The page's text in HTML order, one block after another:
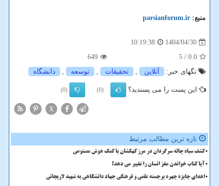
منبع: parsianforum.ir
1404/04/30
10:19:38
0.0
/ 5
649
تگهای خبر:
آنلاین , تحقیقات , توسعه , دانشگاه
این پست را می پسندید؟ (0)
(0)
X
تازه ترین مطالب مرتبط
کشف سیاه چاله سرگردان در مرز کهکشان با کمک هوش مصنوعی
آیا کتاب خواندن مغز انسان را تغییر می دهد؟
اهدای جایزه چهره برجسته علمی و فرهنگی جهاد دانشگاهی به شهید لاریجانی